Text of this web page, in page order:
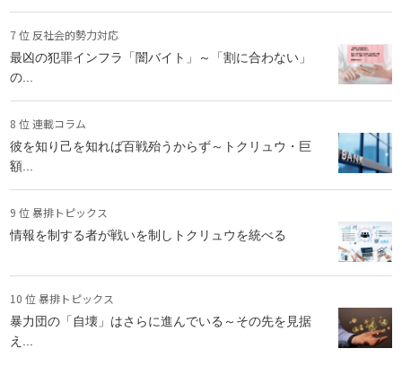
7 位 反社会的勢力対応
最凶の犯罪インフラ「闇バイト」～「割に合わない」
の...
8 位 連載コラム
彼を知り己を知れば百戦殆うからず～トクリュウ・巨
額...
9 位 暴排トピックス
情報を制する者が戦いを制しトクリュウを統べる
10 位 暴排トピックス
暴力団の「自壊」はさらに進んでいる～その先を見据
え...